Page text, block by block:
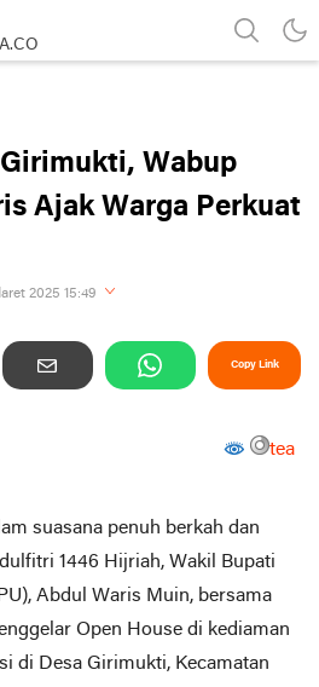
Wabup
Ajak Warga Perkuat
2025 15:49
Copy Link
tea
suasana penuh berkah dan
1446 Hijriah, Wakil Bupati
Abdul Waris Muin, bersama
Open House di kediaman
di Desa Girimukti, Kecamatan